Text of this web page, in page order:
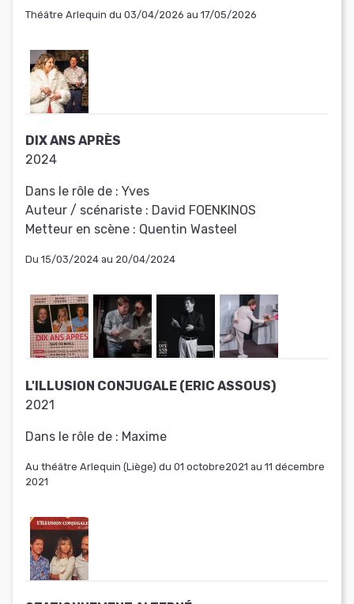
Théâtre Arlequin du 03/04/2026 au 17/05/2026
DIX ANS APRÈS
2024
Dans le rôle de : Yves
Auteur / scénariste : David FOENKINOS
Metteur en scène : Quentin Wasteel
Du 15/03/2024 au 20/04/2024
L'ILLUSION CONJUGALE (ERIC ASSOUS)
2021
Dans le rôle de : Maxime
Au théâtre Arlequin (Liège) du 01 octobre2021 au 11 décembre
2021